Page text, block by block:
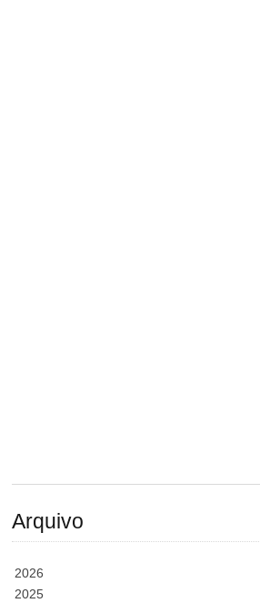
Arquivo
2026
2025